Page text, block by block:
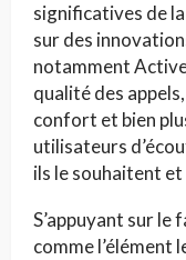
significatives de
sur des
notamment
qualité des
confort et bien
utilisateurs
ils le souhaitent
S’appuyant sur le
comme l’élément